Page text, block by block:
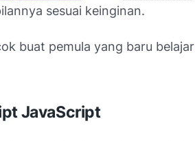
sesuai keinginan.
buat pemula yang baru belajar
JavaScript